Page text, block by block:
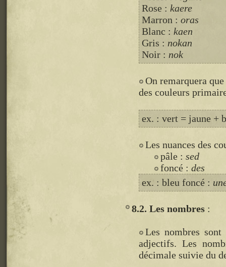
Rose : kaere
Marron : oras
Blanc : kaen
Gris : nokan
Noir : nok
On remarquera
des couleurs
ex. : vert = jaune +
Les nuances des
pâle : sed
foncé : des
ex. : bleu foncé :
8.2. Les nombres
Les nombres
adjectifs. Les
décimale suivie du